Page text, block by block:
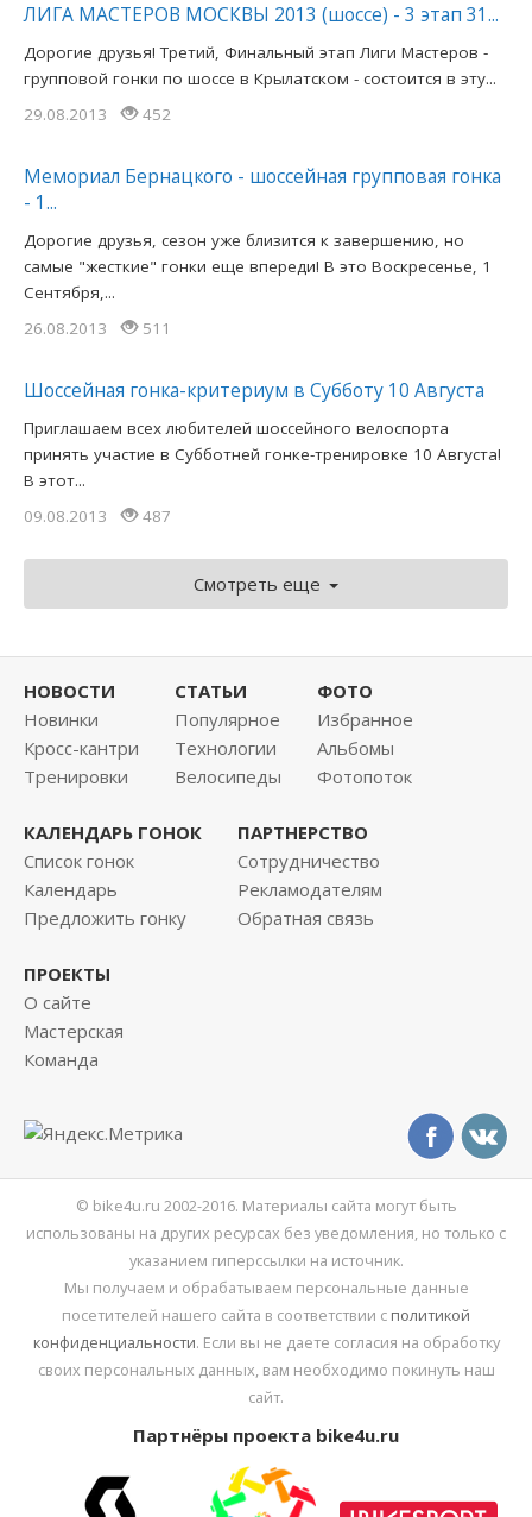
ЛИГА МАСТЕРОВ МОСКВЫ 2013 (шоссе) - 3 этап 31...
Дорогие друзья! Третий, Финальный этап Лиги Мастеров -
групповой гонки по шоссе в Крылатском - состоится в эту...
29.08.2013
452
Мемориал Бернацкого - шоссейная групповая гонка
- 1...
Дорогие друзья, сезон уже близится к завершению, но
самые "жесткие" гонки еще впереди! В это Воскресенье, 1
Сентября,...
26.08.2013
511
Шоссейная гонка-критериум в Субботу 10 Августа
Приглашаем всех любителей шоссейного велоспорта
принять участие в Субботней гонке-тренировке 10 Августа!
В этот...
09.08.2013
487
Смотреть еще
НОВОСТИ
Новинки
Кросс-кантри
Тренировки
СТАТЬИ
Популярное
Технологии
Велосипеды
ФОТО
Избранное
Альбомы
Фотопоток
КАЛЕНДАРЬ ГОНОК
Список гонок
Календарь
Предложить гонку
ПАРТНЕРСТВО
Сотрудничество
Рекламодателям
Обратная связь
ПРОЕКТЫ
О сайте
Мастерская
Команда
© bike4u.ru 2002-2016. Материалы сайта могут быть
использованы на других ресурсах без уведомления, но только с
указанием гиперссылки на источник.
Мы получаем и обрабатываем персональные данные
посетителей нашего сайта в соответствии с политикой
конфиденциальности. Если вы не даете согласия на обработку
своих персональных данных, вам необходимо покинуть наш
сайт.
Партнёры проекта bike4u.ru